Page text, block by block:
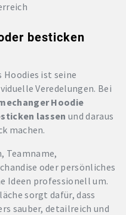
besticken
Hoodies ist seine
Veredelungen. Bei
Hoodie
lassen und daraus
machen.
Teamname,
oder persönliches
Ideen professionell um.
sorgt dafür, dass
sauber, detailreich und